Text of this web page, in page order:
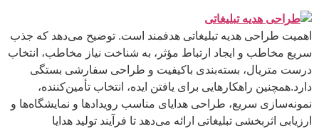
اهمیت طراحی هدیه تبلیغاتی هدفمند است. توضیح می‌دهد که جذب
سریع مخاطب و ایجاد ارتباط مؤثر، به شناخت نیاز مخاطب، انتخاب
درست متریال، بسته‌بندی باکیفیت و طراحی سفارشی بستگی
دارد.همچنین راهکارهایی برای یافتن ایده، انتخاب تأمین‌کننده،
نمونه‌سازی سریع، طراحی هدایای مناسب رویدادها و نمایشگاه‌ها و
ارزیابی اثربخشی تبلیغاتی ارائه می‌دهد تا فرآیند تولید هدایا